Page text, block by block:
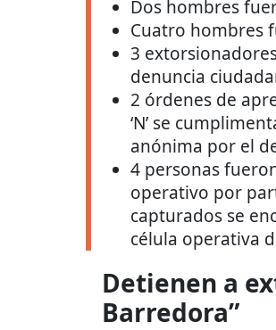
Dos hombres
Cuatro hombres
3
denuncia
2 órdenes de
‘N’ se
anónima por el
4 personas
operativo por
capturados se
célula operativa
Detienen a
Barredora”